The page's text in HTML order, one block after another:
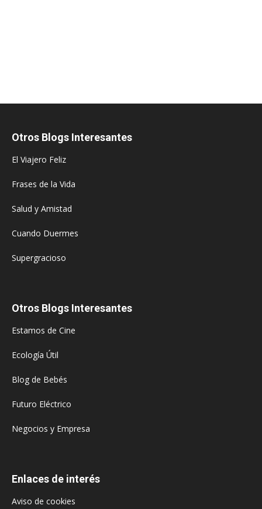
Otros Blogs Interesantes
El Viajero Feliz
Frases de la Vida
Salud y Amistad
Cuando Duermes
Supergracioso
Otros Blogs Interesantes
Estamos de Cine
Ecología Útil
Blog de Bebés
Futuro Eléctrico
Negocios y Empresa
Enlaces de interés
Aviso de cookies